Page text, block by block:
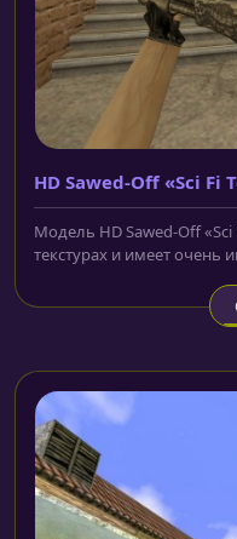
HD Sawed-Off «Sci Fi
Модель HD Sawed-Off «Sci
текстурах и имеет очень